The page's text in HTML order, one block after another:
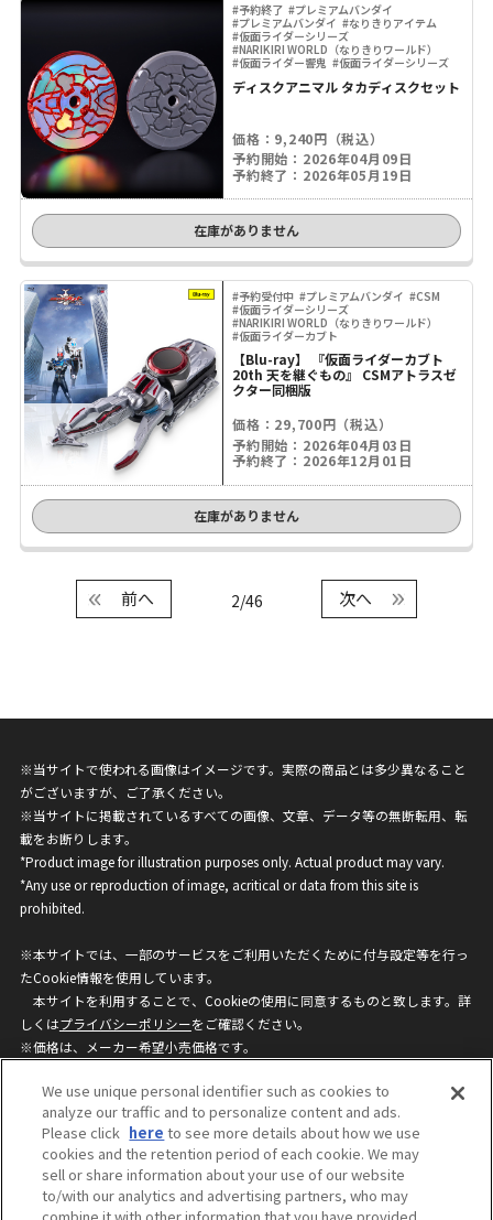
#予約終了 #プレミアムバンダイ
#プレミアムバンダイ #なりきりアイテム
#仮面ライダーシリーズ
#NARIKIRI WORLD（なりきりワールド）
#仮面ライダー響鬼 #仮面ライダーシリーズ
ディスクアニマル タカディスクセット
価格：9,240円（税込）
予約開始：2026年04月09日
予約終了：2026年05月19日
在庫がありません
#予約受付中 #プレミアムバンダイ #CSM
#仮面ライダーシリーズ
#NARIKIRI WORLD（なりきりワールド）
#仮面ライダーカブト
【Blu-ray】 『仮面ライダーカブト
20th 天を継ぐもの』 CSMアトラスゼ
クター同梱版
価格：29,700円（税込）
予約開始：2026年04月03日
予約終了：2026年12月01日
在庫がありません
2/46
前へ 次へ
※当サイトで使われる画像はイメージです。実際の商品とは多少異なること
がございますが、ご了承ください。
※当サイトに掲載されているすべての画像、文章、データ等の無断転用、転
載をお断りします。
*Product image for illustration purposes only. Actual product may vary.
*Any use or reproduction of image, acritical or data from this site is
prohibited.
※本サイトでは、一部のサービスをご利用いただくために付与設定等を行っ
たCookie情報を使用しています。
本サイトを利用することで、Cookieの使用に同意するものと致します。詳
しくはプライバシーポリシーをご確認ください。
※価格は、メーカー希望小売価格です。
ざいますのでご了承ください。
privacypolicy
Do Not Sell or Share My
Personal Information
ウェブサイトご利用条件
ソーシャルメディアポリシー
We use unique personal identifier such as cookies to
analyze our traffic and to personalize content and ads.
Please click here to see more details about how we use
cookies and the retention period of each cookie. We may
sell or share information about your use of our website
to/with our analytics and advertising partners, who may